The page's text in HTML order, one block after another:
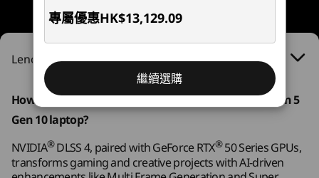
專屬優惠HK$13,129.09
繼續選購
NVIDIA DLSS 4
DLSS 是一套神經渲染技術，使用 AI 來提
升每秒顯示影格數 （FPS）、減少延遲並
改善影像品質。DLSS 4 帶來全新的多幀生
成功能及超解像度，並由 GeForce RTX 50
第 4
NVIDIA Studio 驅動程式
NVIDIA
®Omniverse
RTX Remix
Microsoft DirectX
®
NVIDIA
Vulkan RT API、OpenGL 4.6
HDMI®
DisplayPort™
NVIDIA®編碼器 (3x 第九代)
9-HDMI® 2.1 （支援 8K@60Hz）
記憶體
Up to 32GB DDR5
5600MT/s
儲存裝置
Up to 2TB M.2
PCIe Gen4 SSD
記憶體
16GB) 5600 MT/s
儲存裝置
Up to 2TB (2 x
購物
Up to
5600MT/s
儲存裝置
Up to 2TB
Lenovo Legion 5 Gen 10 (15″ AMD) Laptop
How does NVIDIA®elevate performance in the Legion 5
Gen 10 laptop?
NVIDIA®DLSS 4, paired with GeForce RTX®50 Series GPUs,
transforms gaming and creative projects with AI-driven